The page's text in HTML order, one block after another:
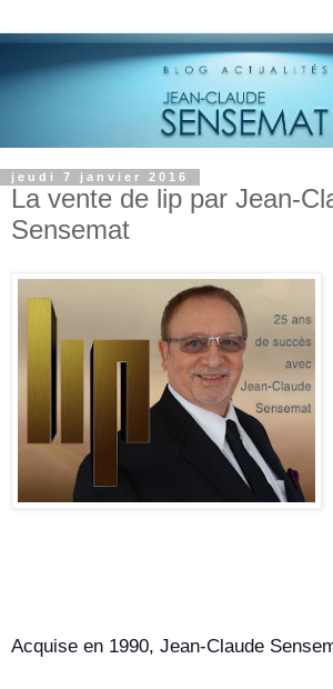
jeudi 7 janvier 2016
La vente de lip par Jean-
Sensemat
Acquise en 1990, Jean-Claude